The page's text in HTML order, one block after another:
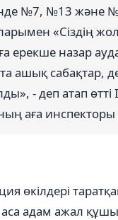
№7, №13 және
«Сіздің
назар
ашық сабақтар,
- деп атап
аға
өкілдері
адам ажал